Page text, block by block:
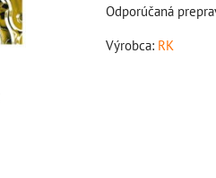
Výrobca: RK